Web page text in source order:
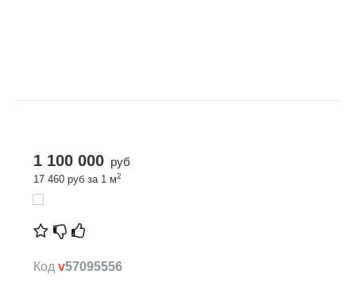
1 100 000 руб
17 460 руб за 1 м2
Код v57095556